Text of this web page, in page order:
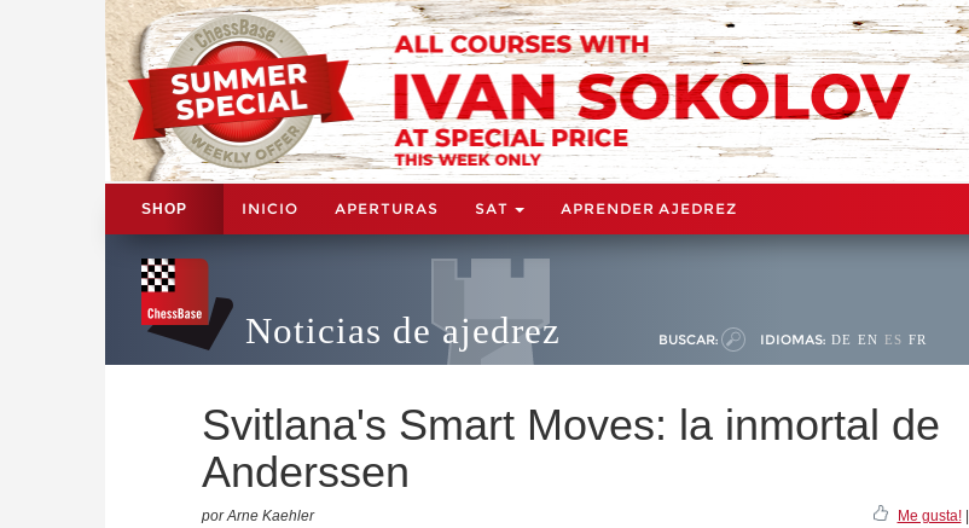
SHOP INICIO APERTURAS SAT APRENDER AJEDREZ
Noticias de ajedrez BUSCAR: IDIOMAS: DE EN ES FR
Svitlana's Smart Moves: la inmortal de
Anderssen
por Arne Kaehler Me gusta!|